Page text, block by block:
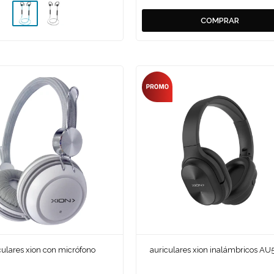
xion con micrófono auriculares xion inalámbricos